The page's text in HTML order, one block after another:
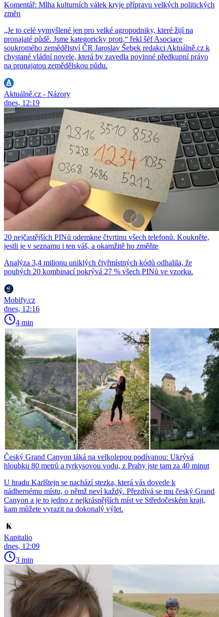
Komentář: Mlha kulturních válek kryje přípravu velkých politických
změn
„Je to celé vymyšlené jen pro velké agropodniky, které žijí na
pronajaté půdě. Jsme kategoricky proti,“ řekl šéf Asociace
soukromého zemědělství ČR Jaroslav Šebek redakci Aktuálně.cz k
chystané vládní novele, která by zavedla povinné předkupní právo
na pronajatou zemědělskou půdu.
Aktuálně.cz - Názory
dnes, 12:19
20 nejčastějších PINů odemkne čtvrtinu všech telefonů. Koukněte,
jestli je v seznamu i ten váš, a okamžitě ho změňte
Analýza 3,4 milionu uniklých čtyřmístných kódů odhalila, že
pouhých 20 kombinací pokrývá 27 % všech PINů ve vzorku.
Mobify.cz
dnes, 12:16
4 min
Český Grand Canyon láká na velkolepou podívanou: Ukrývá
hloubku 80 metrů a tyrkysovou vodu, z Prahy jste tam za 40 minut
U hradu Karlštejn se nachází stezka, která vás dovede k
nádhernému místu, o němž neví každý. Přezdívá se mu český Grand
Canyon a je to jedno z nejkrásnějších míst ve Středočeském kraji,
kam můžete vyrazit na dokonalý výlet.
Kapitalio
dnes, 12:09
3 min